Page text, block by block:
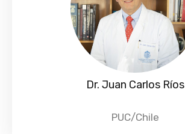
Dr. Juan Carlos Ríos
PUC/Chile